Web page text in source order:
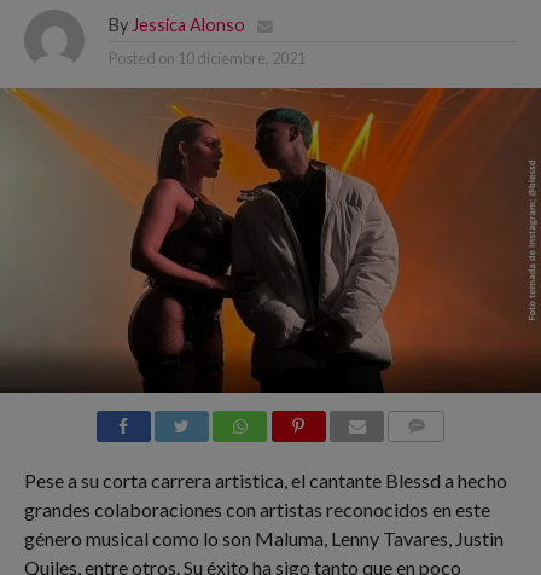
By Jessica Alonso
Posted on 10 diciembre, 2021
Pese a su corta carrera artistica, el cantante Blessd a hecho
grandes colaboraciones con artistas reconocidos en este
género musical como lo son Maluma, Lenny Tavares, Justin
Quiles, entre otros. Su éxito ha sigo tanto que en poco